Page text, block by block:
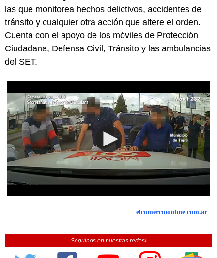
las que monitorea hechos delictivos, accidentes de
tránsito y cualquier otra acción que altere el orden.
Cuenta con el apoyo de los móviles de Protección
Ciudadana, Defensa Civil, Tránsito y las ambulancias
del SET.
elcomercioonline.com.ar
Seguinos en nuestras redes!